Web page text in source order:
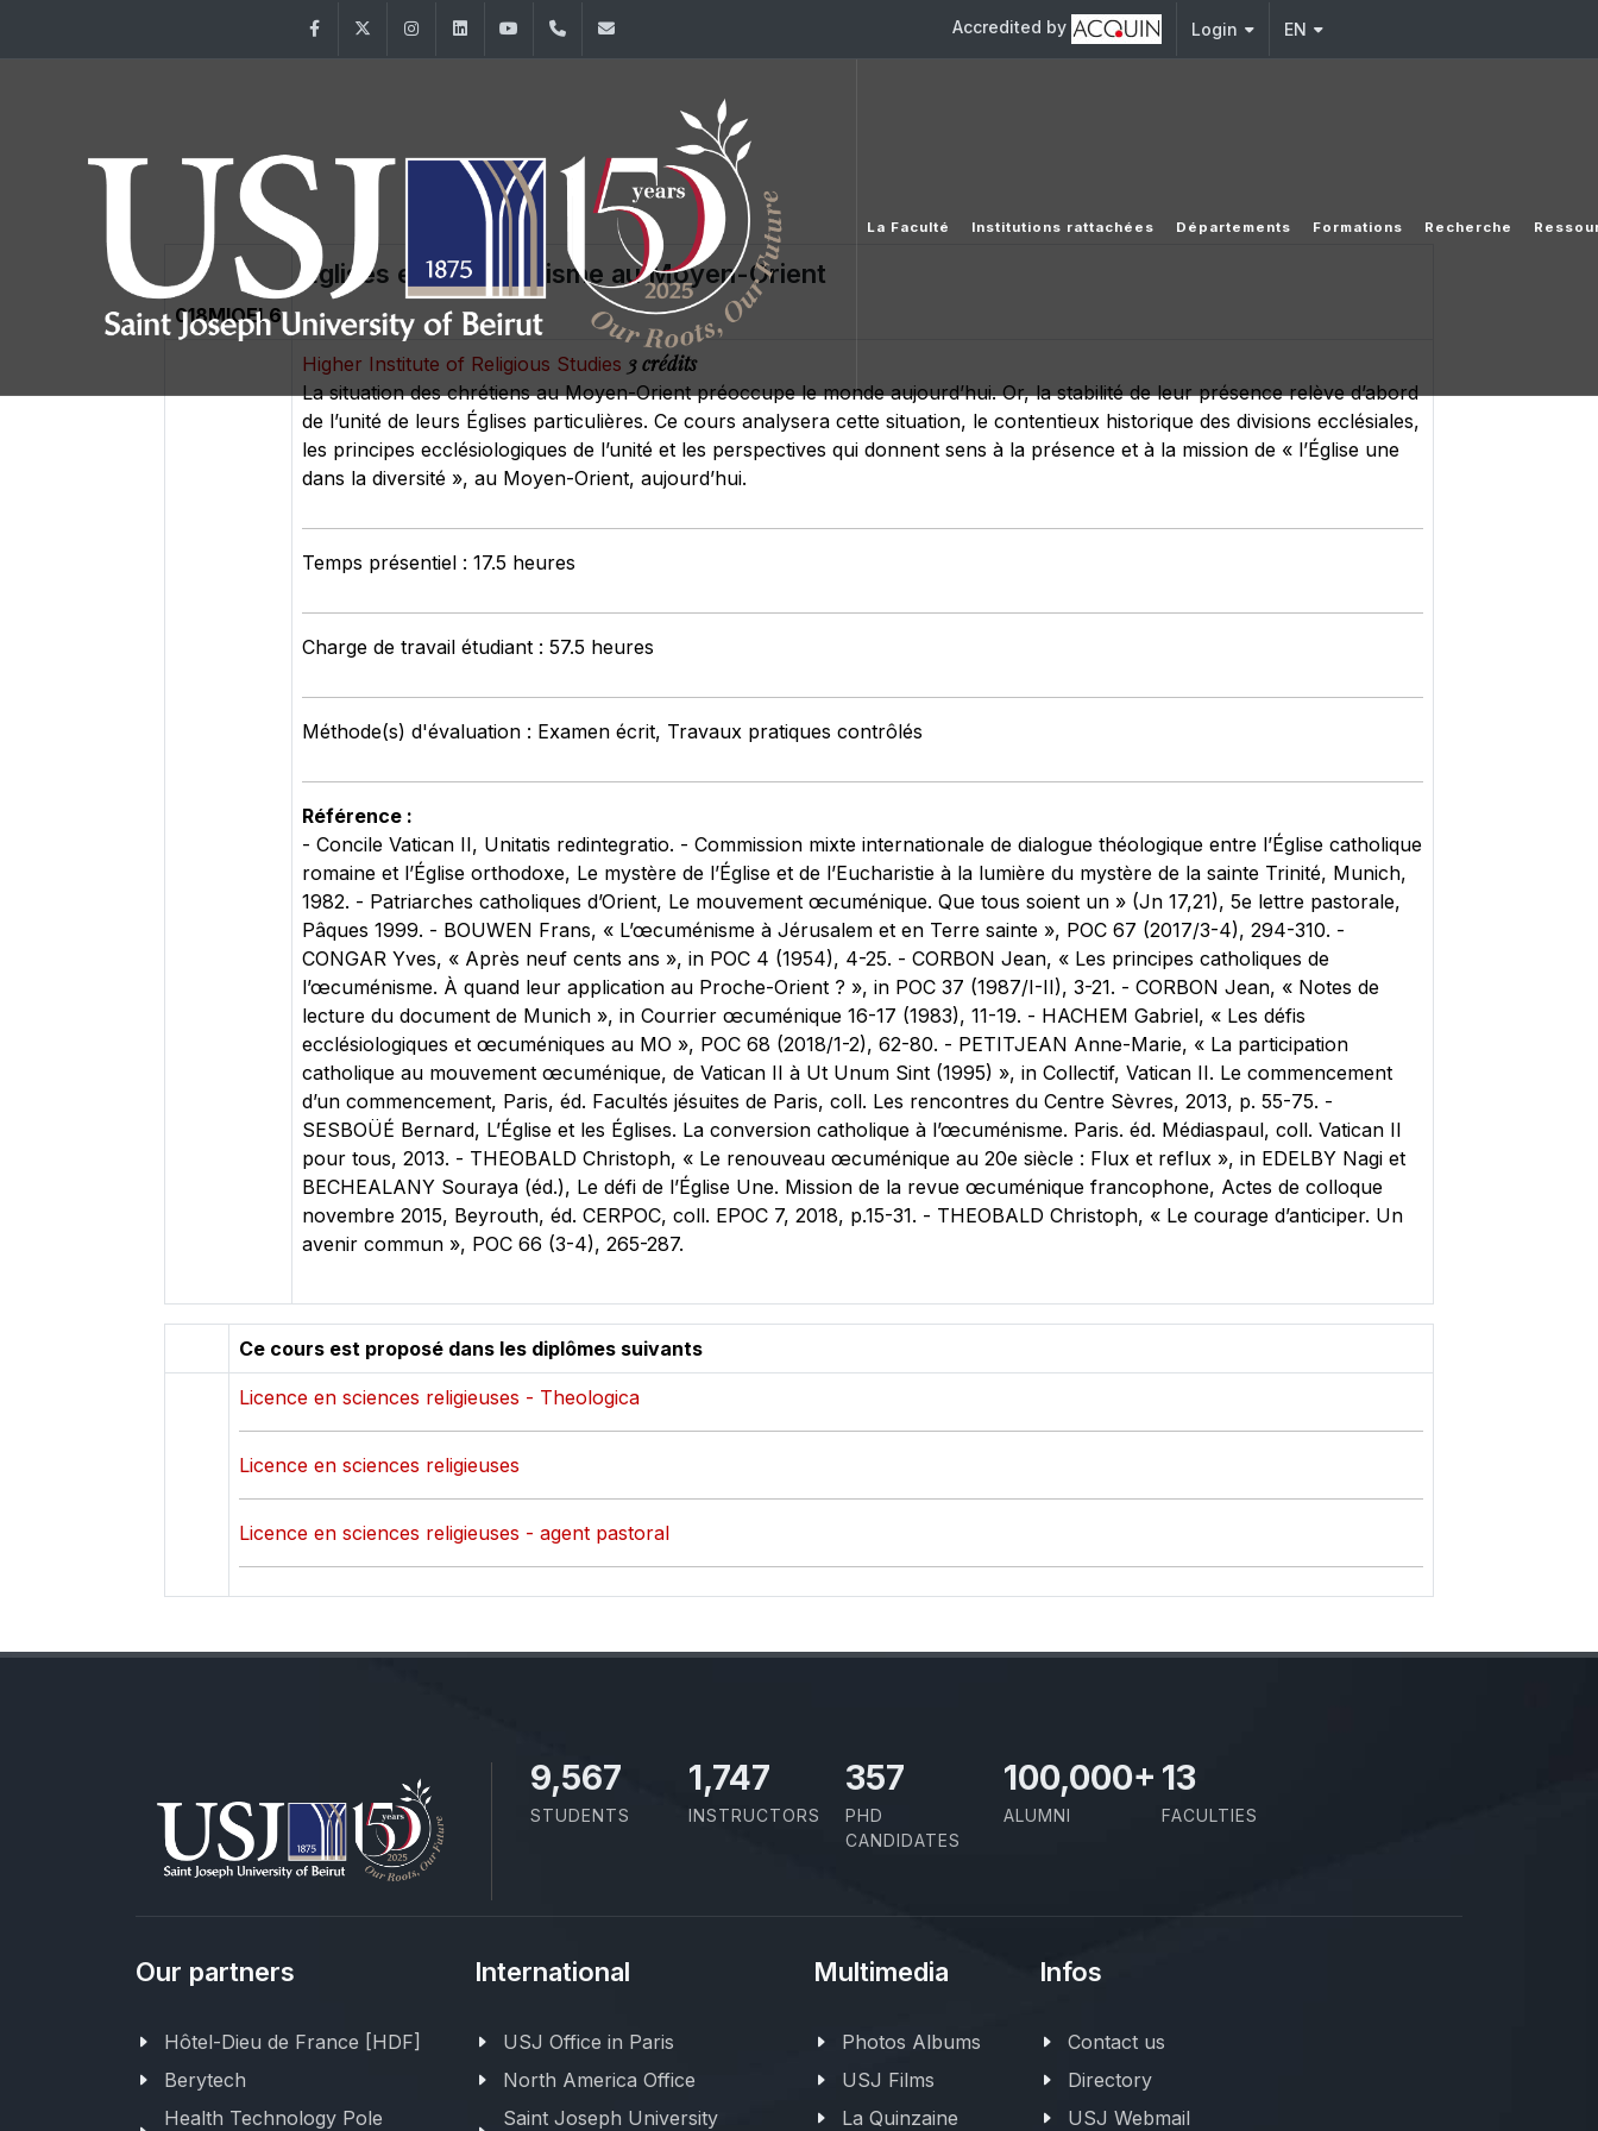
FacebookTwitter InstagramLinkedInYouTube+961 (1) 421 368 Accredited by Login EN
La Faculté Institutions rattachées Départements Formations Recherche
018MIOEL6
Eglises et oecuménisme au Moyen-Orient
Higher Institute of Religious Studies 3 crédits
La situation des chrétiens au Moyen-Orient préoccupe le monde aujourd’hui. Or, la stabilité de leur présence relève d’abord
de l’unité de leurs Églises particulières. Ce cours analysera cette situation, le contentieux historique des divisions ecclésiales,
les principes ecclésiologiques de l’unité et les perspectives qui donnent sens à la présence et à la mission de « l’Église une
dans la diversité », au Moyen-Orient, aujourd’hui.
Temps présentiel : 17.5 heures
Charge de travail étudiant : 57.5 heures
Méthode(s) d'évaluation : Examen écrit, Travaux pratiques contrôlés
Référence :
- Concile Vatican II, Unitatis redintegratio. - Commission mixte internationale de dialogue théologique entre l’Église catholique
romaine et l’Église orthodoxe, Le mystère de l’Église et de l’Eucharistie à la lumière du mystère de la sainte Trinité, Munich,
1982. - Patriarches catholiques d’Orient, Le mouvement œcuménique. Que tous soient un » (Jn 17,21), 5e lettre pastorale,
Pâques 1999. - BOUWEN Frans, « L’œcuménisme à Jérusalem et en Terre sainte », POC 67 (2017/3-4), 294-310. -
CONGAR Yves, « Après neuf cents ans », in POC 4 (1954), 4-25. - CORBON Jean, « Les principes catholiques de
l’œcuménisme. À quand leur application au Proche-Orient ? », in POC 37 (1987/I-II), 3-21. - CORBON Jean, « Notes de
lecture du document de Munich », in Courrier œcuménique 16-17 (1983), 11-19. - HACHEM Gabriel, « Les défis
ecclésiologiques et œcuméniques au MO », POC 68 (2018/1-2), 62-80. - PETITJEAN Anne-Marie, « La participation
catholique au mouvement œcuménique, de Vatican II à Ut Unum Sint (1995) », in Collectif, Vatican II. Le commencement
d’un commencement, Paris, éd. Facultés jésuites de Paris, coll. Les rencontres du Centre Sèvres, 2013, p. 55-75. -
SESBOÜÉ Bernard, L’Église et les Églises. La conversion catholique à l’œcuménisme. Paris. éd. Médiaspaul, coll. Vatican II
pour tous, 2013. - THEOBALD Christoph, « Le renouveau œcuménique au 20e siècle : Flux et reflux », in EDELBY Nagi et
BECHEALANY Souraya (éd.), Le défi de l’Église Une. Mission de la revue œcuménique francophone, Actes de colloque
novembre 2015, Beyrouth, éd. CERPOC, coll. EPOC 7, 2018, p.15-31. - THEOBALD Christoph, « Le courage d’anticiper. Un
avenir commun », POC 66 (3-4), 265-287.
Ce cours est proposé dans les diplômes suivants
Licence en sciences religieuses - Theologica
Licence en sciences religieuses
Licence en sciences religieuses - agent pastoral
11,110
STUDENTS
2,029
INSTRUCTORS
414
PHD
CANDIDATES
100,000+
ALUMNI
13
FACULTIES
Our partners
Hôtel-Dieu de France [HDF]
Berytech
Health Technology Pole
International
USJ Office in Paris
North America Office
Saint Joseph University
Multimedia
Photos Albums
USJ Films
La Quinzaine
Infos
Contact us
Directory
USJ Webmail